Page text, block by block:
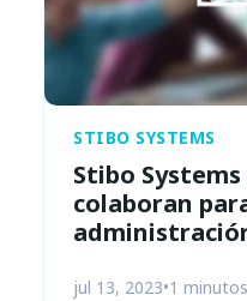
STIBO SYSTEMS
Stibo Systems
colaboran
jul 13, 2023•1